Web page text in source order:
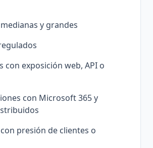
y grandes
con exposición web, API o
con Microsoft 365 y
presión de clientes o